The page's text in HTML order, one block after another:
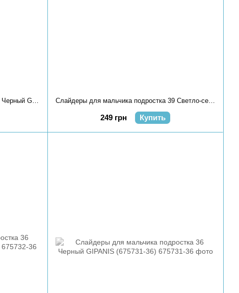
249 грн Купить